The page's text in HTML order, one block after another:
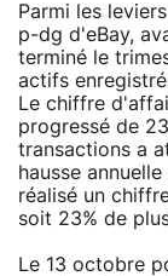
Parmi les
p-dg d'eBay,
terminé le
actifs
Le chiffre
progressé de
transactions a
hausse
réalisé un
soit 23% de
Le 13 octobre